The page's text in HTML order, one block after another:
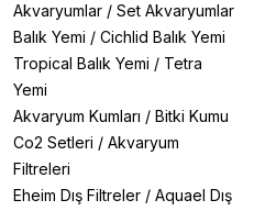
Akvaryumlar / Set Akvaryumlar
Balık Yemi / Cichlid Balık Yemi
Tropical Balık Yemi / Tetra
Yemi
Akvaryum Kumları / Bitki Kumu
Co2 Setleri / Akvaryum
Filtreleri
Eheim Dış Filtreler / Aquael Dış